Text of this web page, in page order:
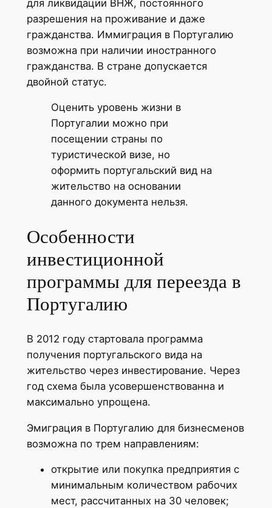
для ликвидации ВНЖ, постоянного
разрешения на проживание и даже
гражданства. Иммиграция в Португалию
возможна при наличии иностранного
гражданства. В стране допускается
двойной статус.
Оценить уровень жизни в
Португалии можно при
посещении страны по
туристической визе, но
оформить португальский вид на
жительство на основании
данного документа нельзя.
Особенности
инвестиционной
программы для переезда в
Португалию
В 2012 году стартовала программа
получения португальского вида на
жительство через инвестирование. Через
год схема была усовершенствованна и
максимально упрощена.
Эмиграция в Португалию для бизнесменов
возможна по трем направлениям:
открытие или покупка предприятия с
минимальным количеством рабочих
мест, рассчитанных на 30 человек;